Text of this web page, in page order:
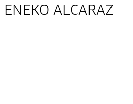
ENEKO ALCARAZ